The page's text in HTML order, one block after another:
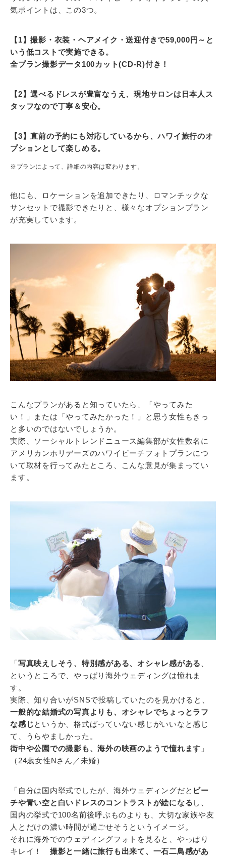
気ポイントは、この3つ。
【1】撮影・衣装・ヘアメイク・送迎付きで59,000円～と
いう低コストで実施できる。
全プラン撮影データ100カット(CD-R)付き！
【2】選べるドレスが豊富なうえ、現地サロンは日本人ス
タッフなので丁寧＆安心。
【3】直前の予約にも対応しているから、ハワイ旅行のオ
プションとして楽しめる。
※プランによって、詳細の内容は変わります。
他にも、ロケーションを追加できたり、ロマンチックな
サンセットで撮影できたりと、様々なオプションプラン
が充実しています。
こんなプランがあると知っていたら、「やってみた
い！」または「やってみたかった！」と思う女性もきっ
と多いのではないでしょうか。
実際、ソーシャルトレンドニュース編集部が女性数名に
アメリカンホリデーズのハワイビーチフォトプランにつ
いて取材を行ってみたところ、こんな意見が集まってい
ます。
「写真映えしそう、特別感がある、オシャレ感がある
というところで、やっぱり海外ウェディングは憧れま
す。
実際、知り合いがSNSで投稿していたのを見かけると、
一般的な結婚式の写真よりも、オシャレでちょっとラフ
な感じというか、格式ばっていない感じがいいなと感じ
て、うらやましかった。
街中や公園での撮影も、海外の映画のようで憧れます 」
（24歳女性Nさん／未婚）
「自分は国内挙式でしたが、海外ウェディングだと ビー
チや青い空と白いドレスのコントラストが絵になる し、
国内の挙式で100名前後呼ぶものよりも、大切な家族や友
人とだけの濃い時間が過ごせそうというイメージ。
それに海外でのウェディングフォトを見ると、やっぱり
キレイ！ 撮影と一緒に旅行も出来て、一石二鳥感があ